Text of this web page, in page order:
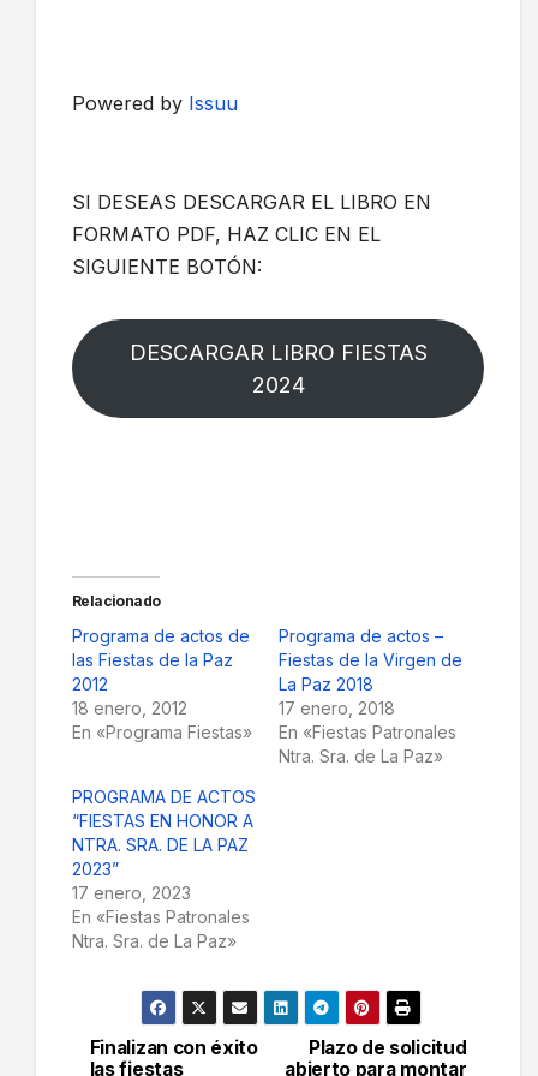
Powered by Issuu
SI DESEAS DESCARGAR EL LIBRO EN
FORMATO PDF, HAZ CLIC EN EL
SIGUIENTE BOTÓN:
DESCARGAR LIBRO FIESTAS
2024
Relacionado
Programa de actos de
las Fiestas de la Paz
2012
18 enero, 2012
En «Programa Fiestas»
Programa de actos –
Fiestas de la Virgen de
La Paz 2018
17 enero, 2018
En «Fiestas Patronales
Ntra. Sra. de La Paz»
PROGRAMA DE ACTOS
“FIESTAS EN HONOR A
NTRA. SRA. DE LA PAZ
2023”
17 enero, 2023
En «Fiestas Patronales
Ntra. Sra. de La Paz»
Navegación
Plazo de solicitud
abierto para montar
Finalizan con éxito
las fiestas